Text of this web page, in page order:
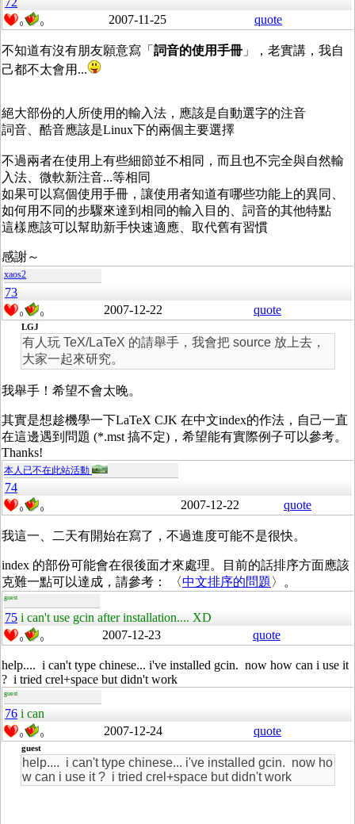
0 0 2007-11-25 quote
不知道有沒有朋友願意寫「 詞音的使用手冊 」，老實講，我自
己都不太會用...
絕大部份的人所使用的輸入法，應該是自動選字的注音
詞音、酷音應該是Linux下的兩個主要選擇
不過兩者在使用上有些細節並不相同，而且也不完全與自然輸
入法、微軟新注音...等相同
如果可以寫個使用手冊，讓使用者知道有哪些功能上的異同、
如何用不同的步驟來達到相同的輸入目的、詞音的其他特點
這樣應該可以幫助新手快速適應、取代舊有習慣
感謝～
xaos2
73
0 0 2007-12-22 quote
LGJ
有人玩 TeX/LaTeX 的請舉手，我會把 source 放上去，
大家一起來研究。
我舉手！希望不會太晚。
其實是想趁機學一下LaTeX CJK 在中文index的作法，自己一直
在這邊遇到問題 (*.mst 搞不定)，希望能有實際例子可以參考。
Thanks!
本人已不在此站活動
74
0 0 2007-12-22 quote
我這一、二天有開始在寫了，不過進度可能不是很快。
index 的部份可能會在很後面才來處理。目前的話排序方面應該
克難一點可以達成，請參考： 〈中文排序的問題〉。
guest
75 i can't use gcin after installation.... XD
0 0 2007-12-23 quote
help.... i can't type chinese... i've installed gcin. now how can i use it
? i tried crel+space but didn't work
guest
76 i can
0 0 2007-12-24 quote
guest
help.... i can't type chinese... i've installed gcin. now ho
w can i use it ? i tried crel+space but didn't work